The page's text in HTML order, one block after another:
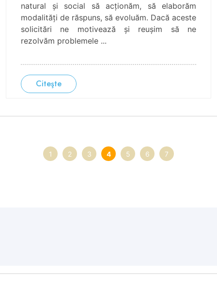
natural și social să acționăm, să elaborăm
modalități de răspuns, să evoluăm. Dacă aceste
solicitări ne motivează și reușim să ne
rezolvăm problemele ...
Citeşte
1 2 3 4 5 6 7